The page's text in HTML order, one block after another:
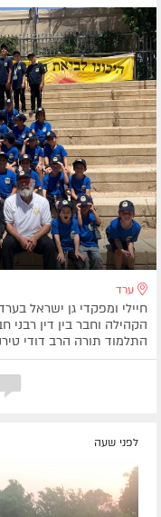
ערד
חיילי ומפקדי גן ישראל
הקהילה וחבר בין דין רבני
התלמוד תורה הרב דודי
לפני שעה